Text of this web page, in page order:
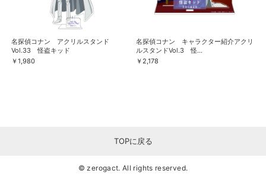
名探偵コナン アクリルスタンド
Vol.33 怪盗キッド
￥1,980
名探偵コナン キャラクター紹介アクリ
ルスタンドVol.3 怪...
￥2,178
TOPに戻る
© zerogact. All rights reserved.